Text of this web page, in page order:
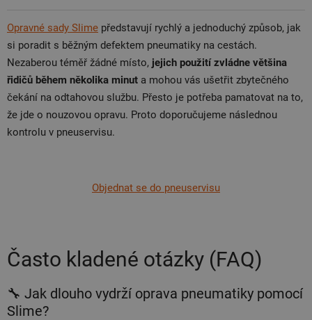
Opravné sady Slime představují rychlý a jednoduchý způsob, jak
si poradit s běžným defektem pneumatiky na cestách.
Nezaberou téměř žádné místo, jejich použití zvládne většina
řidičů během několika minut a mohou vás ušetřit zbytečného
čekání na odtahovou službu. Přesto je potřeba pamatovat na to,
že jde o nouzovou opravu. Proto doporučujeme následnou
kontrolu v pneuservisu.
Objednat se do pneuservisu
Často kladené otázky (FAQ)
🔧 Jak dlouho vydrží oprava pneumatiky pomocí
Slime?